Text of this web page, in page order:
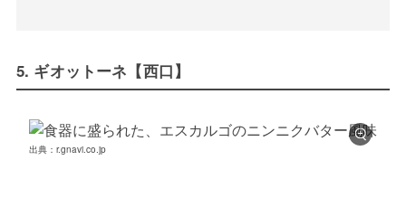
5. ギオットーネ【西口】
出典：r.gnavi.co.jp